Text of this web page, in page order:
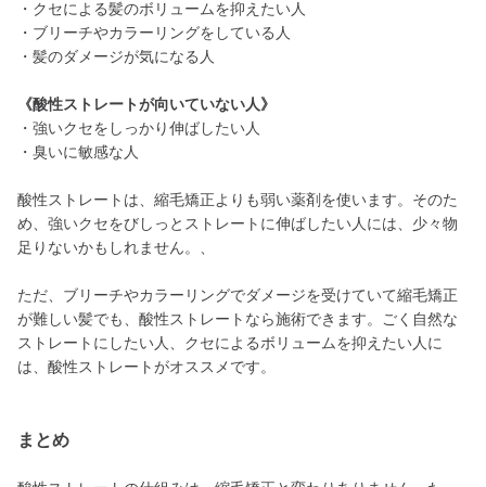
・クセによる髪のボリュームを抑えたい人
・ブリーチやカラーリングをしている人
・髪のダメージが気になる人
《酸性ストレートが向いていない人》
・強いクセをしっかり伸ばしたい人
・臭いに敏感な人
酸性ストレートは、縮毛矯正よりも弱い薬剤を使います。そのた
め、強いクセをびしっとストレートに伸ばしたい人には、少々物
足りないかもしれません。、
ただ、ブリーチやカラーリングでダメージを受けていて縮毛矯正
が難しい髪でも、酸性ストレートなら施術できます。ごく自然な
ストレートにしたい人、クセによるボリュームを抑えたい人に
は、酸性ストレートがオススメです。
まとめ